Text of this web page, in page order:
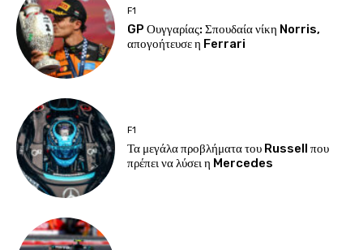
F1
GP Ουγγαρίας: Σπουδαία νίκη Norris,
απογοήτευσε η Ferrari
F1
Τα μεγάλα προβλήματα του Russell που
πρέπει να λύσει η Mercedes